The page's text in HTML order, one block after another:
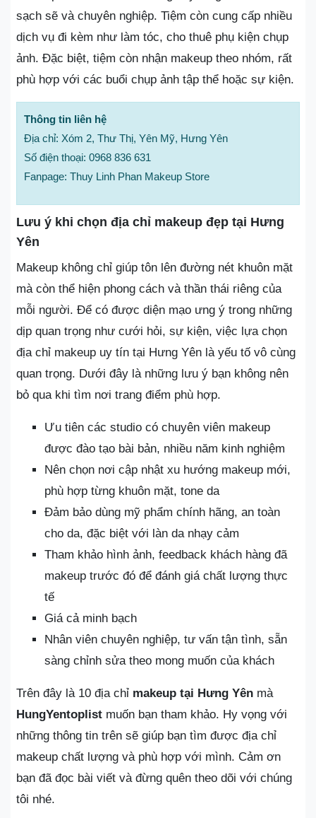
sạch sẽ và chuyên nghiệp. Tiệm còn cung cấp nhiều
dịch vụ đi kèm như làm tóc, cho thuê phụ kiện chụp
ảnh. Đặc biệt, tiệm còn nhận makeup theo nhóm, rất
phù hợp với các buổi chụp ảnh tập thể hoặc sự kiện.
Thông tin liên hệ
Địa chỉ: Xóm 2, Thư Thị, Yên Mỹ, Hưng Yên
Số điện thoại: 0968 836 631
Fanpage: Thuy Linh Phan Makeup Store
Lưu ý khi chọn địa chỉ makeup đẹp tại Hưng
Yên
Makeup không chỉ giúp tôn lên đường nét khuôn mặt
mà còn thể hiện phong cách và thần thái riêng của
mỗi người. Để có được diện mạo ưng ý trong những
dịp quan trọng như cưới hỏi, sự kiện, việc lựa chọn
địa chỉ makeup uy tín tại Hưng Yên là yếu tố vô cùng
quan trọng. Dưới đây là những lưu ý bạn không nên
bỏ qua khi tìm nơi trang điểm phù hợp.
Ưu tiên các studio có chuyên viên makeup
được đào tạo bài bản, nhiều năm kinh nghiệm
Nên chọn nơi cập nhật xu hướng makeup mới,
phù hợp từng khuôn mặt, tone da
Đảm bảo dùng mỹ phẩm chính hãng, an toàn
cho da, đặc biệt với làn da nhạy cảm
Tham khảo hình ảnh, feedback khách hàng đã
makeup trước đó để đánh giá chất lượng thực
tế
Giá cả minh bạch
Nhân viên chuyên nghiệp, tư vấn tận tình, sẵn
sàng chỉnh sửa theo mong muốn của khách
Trên đây là 10 địa chỉ makeup tại Hưng Yên mà
HungYentoplist muốn bạn tham khảo. Hy vọng với
những thông tin trên sẽ giúp bạn tìm được địa chỉ
makeup chất lượng và phù hợp với mình. Cảm ơn
bạn đã đọc bài viết và đừng quên theo dõi với chúng
tôi nhé.